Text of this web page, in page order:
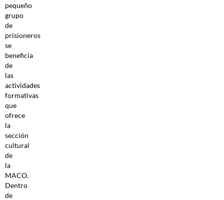
pequeño
grupo
de
prisioneros
se
beneficia
de
las
actividades
formativas
que
ofrece
la
sección
cultural
de
la
MACO.
Dentro
de